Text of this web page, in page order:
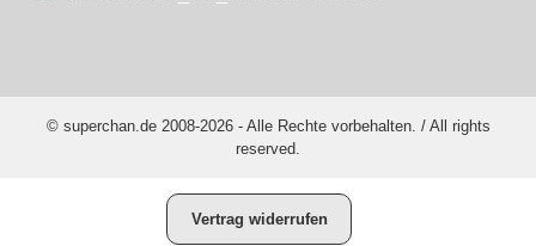
© superchan.de 2008-2026 - Alle Rechte vorbehalten. / All rights
reserved.
Vertrag widerrufen